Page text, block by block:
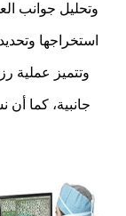
وتحليل جوانب
استخراجها
وتتميز عملية
جانبية، كما أن